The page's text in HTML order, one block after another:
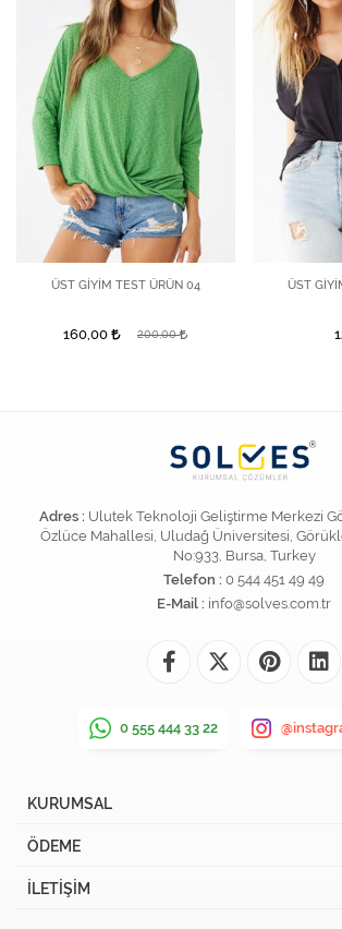
ÜST GİYİM TEST ÜRÜN 04
160,00 200,00
ÜST
Adres : Ulutek Teknoloji Geliştirme Merkezi
Özlüce Mahallesi, Uludağ Üniversitesi,
No:933, Bursa, Turkey
Telefon : 0 544 451 49 49
E-Mail : info@solves.com.tr
0 555 444 33 22
KURUMSAL
ÖDEME
İLETİŞİM